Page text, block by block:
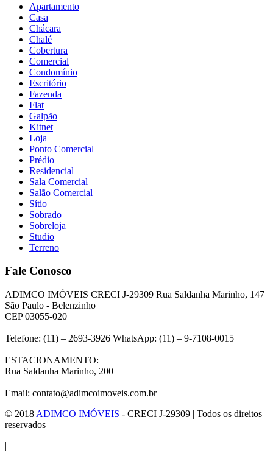
Apartamento
Casa
Chácara
Chalé
Cobertura
Comercial
Condomínio
Escritório
Fazenda
Flat
Galpão
Kitnet
Loja
Ponto Comercial
Prédio
Residencial
Sala Comercial
Salão Comercial
Sítio
Sobrado
Sobreloja
Studio
Terreno
Fale Conosco
ADIMCO IMÓVEIS CRECI J-29309 Rua Saldanha Marinho, 147
São Paulo - Belenzinho
CEP 03055-020
Telefone: (11) – 2693-3926 WhatsApp: (11) – 9-7108-0015
ESTACIONAMENTO:
Rua Saldanha Marinho, 200
Email: contato@adimcoimoveis.com.br
© 2018 ADIMCO IMÓVEIS - CRECI J-29309 | Todos os direitos
reservados
|